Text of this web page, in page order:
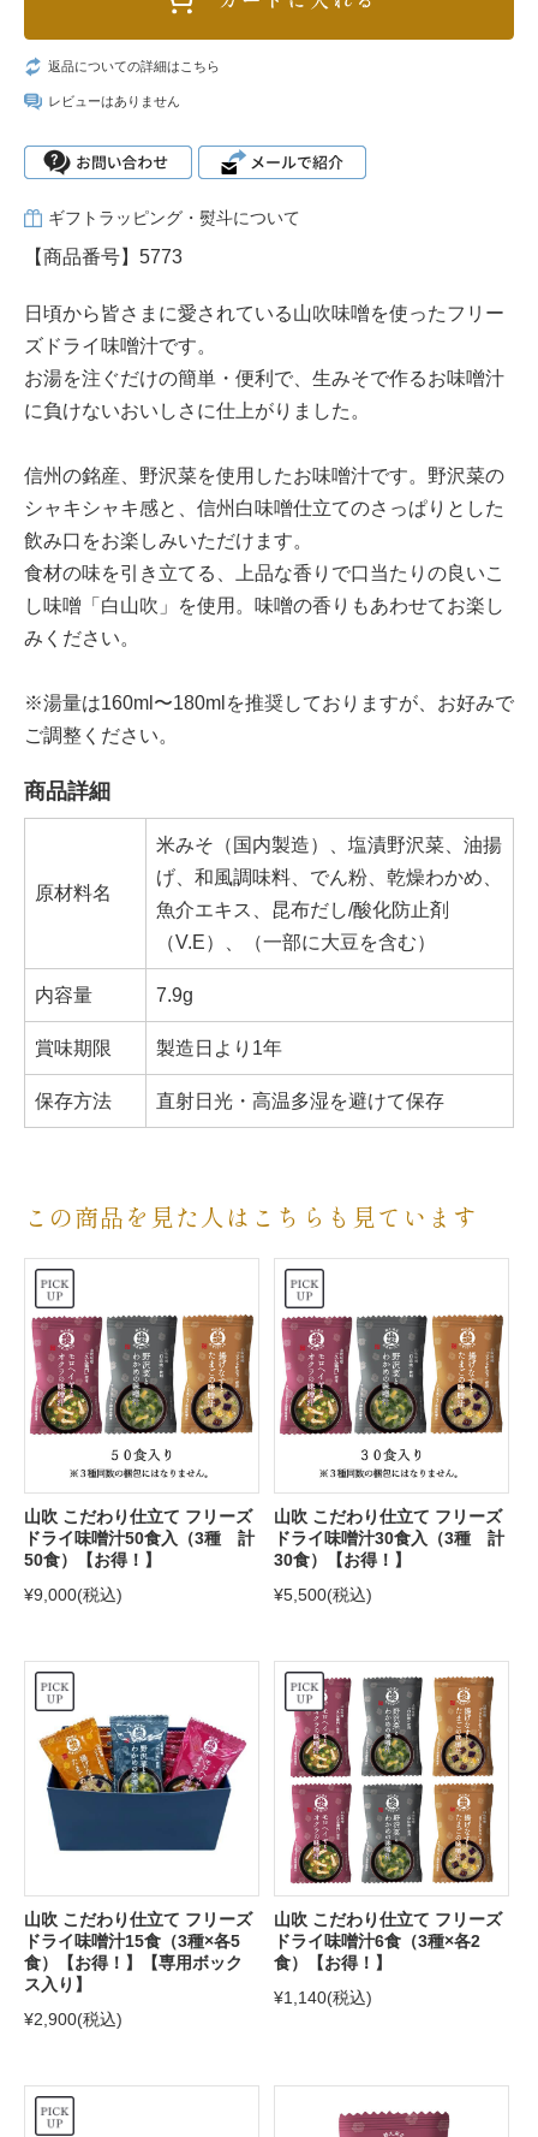
返品についての詳細はこちら
レビューはありません
ギフトラッピング・熨斗について
【商品番号】5773
日頃から皆さまに愛されている山吹味噌を使ったフリー
ズドライ味噌汁です。
お湯を注ぐだけの簡単・便利で、生みそで作るお味噌汁
に負けないおいしさに仕上がりました。
信州の銘産、野沢菜を使用したお味噌汁です。野沢菜の
シャキシャキ感と、信州白味噌仕立てのさっぱりとした
飲み口をお楽しみいただけます。
食材の味を引き立てる、上品な香りで口当たりの良いこ
し味噌「白山吹」を使用。味噌の香りもあわせてお楽し
みください。
※湯量は160ml〜180mlを推奨しておりますが、お好みで
ご調整ください。
商品詳細
原材料名
米みそ（国内製造）、塩漬野沢菜、油揚
げ、和風調味料、でん粉、乾燥わかめ、
魚介エキス、昆布だし/酸化防止剤
（V.E）、（一部に大豆を含む）
内容量 7.9g
賞味期限 製造日より1年
保存方法 直射日光・高温多湿を避けて保存
この商品を見た人はこちらも見ています
山吹 こだわり仕立て フリーズ
ドライ味噌汁50食入（3種 計
50食）【お得！】
¥9,000(税込)
山吹 こだわり仕立て フリーズ
ドライ味噌汁30食入（3種 計
30食）【お得！】
¥5,500(税込)
山吹 こだわり仕立て フリーズ
ドライ味噌汁15食（3種×各5
食）【お得！】【専用ボック
ス入り】
¥2,900(税込)
山吹 こだわり仕立て フリーズ
ドライ味噌汁6食（3種×各2
食）【お得！】
¥1,140(税込)